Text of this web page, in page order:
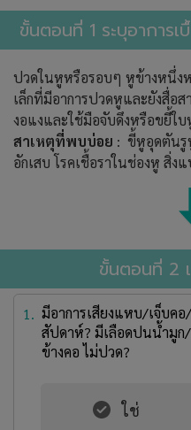
ขั้นตอนที่ 1 ระบุอาการ
ปวดในหูหรือรอบๆ หูข้างหนึ่ง
เล็กที่มีอาการปวดหูและยังสื่อส
งอแงและใช้มือจับดึงหรือขยี้ใบ
สาเหตุที่พบบ่อย : ขี้หูอุดตันรู
อักเสบ โรคเชื้อราในช่องหู สิ่ง
ขั้นตอนที่ 2
1. มีอาการเสียงแหบ/เจ็บค
สัปดาห์? มีเลือดปนน้ำมูก
ข้างคอ ไม่ปวด?